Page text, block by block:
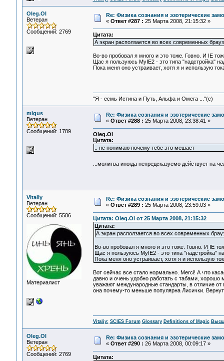
Oleg.Ol
Ветеран
Сообщений: 2769
Re: Физика сознания и эзотерические
« Ответ #287 : 25 Марта 2008, 21:15:32 »
Цитата:
А экран расползается во всех современных
Во-во пробовал я много и это тоже. Говно. И IE
Щас я пользуюсь MyIE2 - это типа "надстройка"
Пока меня оно устраивает, хотя я и использую
"Я - есмь Истина и Путь, Альфа и Омега ..."(с)
migus
Ветеран
Сообщений: 1789
Re: Физика сознания и эзотерические
« Ответ #288 : 25 Марта 2008, 23:38:41 »
Oleg.Ol
Цитата:
.. не понимаю почему тебе это мешает
...молитва иногда непредсказуемо действует
Vitaliy
Ветеран
Сообщений: 5586
Материалист
Re: Физика сознания и эзотерические
« Ответ #289 : 25 Марта 2008, 23:59:03 »
Цитата: Oleg.Ol от 25 Марта 2008, 21:15:32
Цитата:
А экран расползается во всех современных
Во-во пробовал я много и это тоже. Говно. И IE
Щас я пользуюсь MyIE2 - это типа "надстройка"
Пока меня оно устраивает, хотя я и использую
Вот сейчас все стало нормально. Merci! А что
давно и очень удобно работать с табами,
уважают международные стандарты, в отличие
она почему-то меньше популярна Лисички.
Vitaliy: SCIES Forum Glossary Definitions of Magic
Oleg.Ol
Ветеран
Сообщений: 2769
Re: Физика сознания и эзотерические
« Ответ #290 : 26 Марта 2008, 00:09:17 »
Цитата: